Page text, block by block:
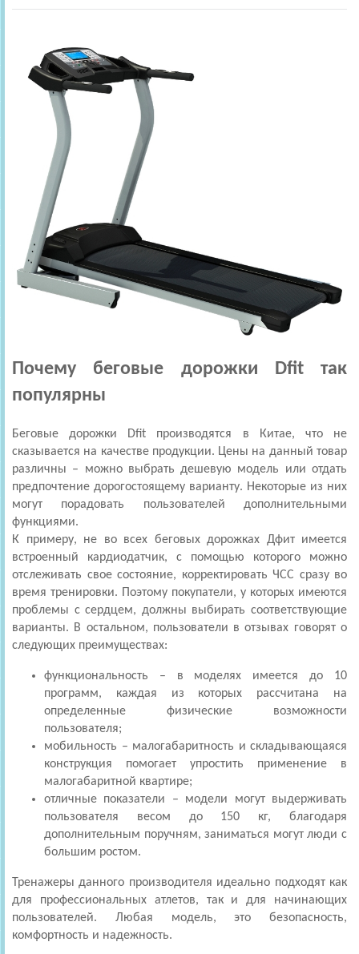
Почему беговые дорожки Dfit так
популярны
Беговые дорожки Dfit производятся в Китае, что не
сказывается на качестве продукции. Цены на данный товар
различны – можно выбрать дешевую модель или отдать
предпочтение дорогостоящему варианту. Некоторые из них
могут порадовать пользователей дополнительными
функциями.
К примеру, не во всех беговых дорожках Дфит имеется
встроенный кардиодатчик, с помощью которого можно
отслеживать свое состояние, корректировать ЧСС сразу во
время тренировки. Поэтому покупатели, у которых имеются
проблемы с сердцем, должны выбирать соответствующие
варианты. В остальном, пользователи в отзывах говорят о
следующих преимуществах:
функциональность – в моделях имеется до 10
программ, каждая из которых рассчитана на
определенные физические возможности
пользователя;
мобильность – малогабаритность и складывающаяся
конструкция помогает упростить применение в
малогабаритной квартире;
отличные показатели – модели могут выдерживать
пользователя весом до 150 кг, благодаря
дополнительным поручням, заниматься могут люди с
большим ростом.
Тренажеры данного производителя идеально подходят как
для профессиональных атлетов, так и для начинающих
пользователей. Любая модель, это безопасность,
комфортность и надежность.